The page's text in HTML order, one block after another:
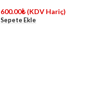
600.00₺ (KDV Hariç)
Sepete Ekle